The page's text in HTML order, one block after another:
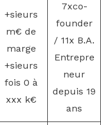
+sieurs
m€ de
marge
+sieurs
fois 0 à
xxx k€
7xco-
founder
/ 11x B.A.
Entrepre
neur
depuis 19
ans